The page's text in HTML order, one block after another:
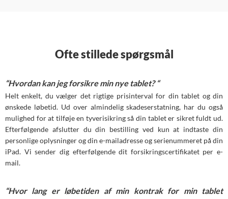
Ofte stillede spørgsmål
“Hvordan kan jeg forsikre min nye tablet? “
Helt enkelt, du vælger det rigtige prisinterval for din tablet og din
ønskede løbetid. Ud over almindelig skadeserstatning, har du også
mulighed for at tilføje en tyverisikring så din tablet er sikret fuldt ud.
Efterfølgende afslutter du din bestilling ved kun at indtaste din
personlige oplysninger og din e-mailadresse og serienummeret på din
iPad. Vi sender dig efterfølgende dit forsikringscertifikatet per e-
mail.
“Hvor lang er løbetiden af min kontrak for min tablet